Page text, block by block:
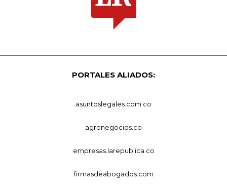
PORTALES ALIADOS:
asuntoslegales.com.co
agronegocios.co
empresas.larepublica.co
firmasdeabogados.com